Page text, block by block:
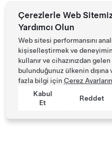
Çerezlerle Web
Yardımcı Olun
Web sitesi performansını
kişiselleştirmek ve
kullanır ve cihazınızdan
bulunduğunuz ülkenin dışına
fazla bilgi için Çerez
Kabul
Et
Reddet